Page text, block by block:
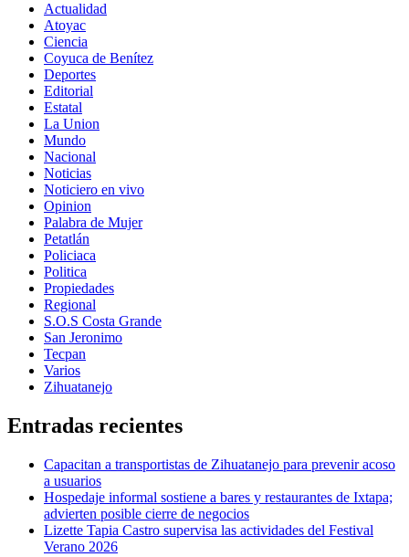
Actualidad
Atoyac
Ciencia
Coyuca de Benítez
Deportes
Editorial
Estatal
La Union
Mundo
Nacional
Noticias
Noticiero en vivo
Opinion
Palabra de Mujer
Petatlán
Policiaca
Politica
Propiedades
Regional
S.O.S Costa Grande
San Jeronimo
Tecpan
Varios
Zihuatanejo
Entradas recientes
Capacitan a transportistas de Zihuatanejo para prevenir acoso
a usuarios
Hospedaje informal sostiene a bares y restaurantes de Ixtapa;
advierten posible cierre de negocios
Lizette Tapia Castro supervisa las actividades del Festival
Verano 2026